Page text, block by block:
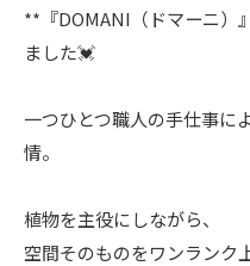
**『DOMANI（ドマーニ
ました💓
一つひとつ職人の手仕事に
情。
植物を主役にしながら、
空間そのものをワンランク